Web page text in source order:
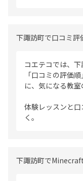
下諏訪町で口コミ評
コエテコでは、下
「口コミの評価
に、気になる教室
体験レッスンと
く。
下諏訪町で